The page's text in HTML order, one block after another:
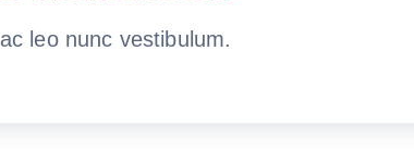
leo nunc vestibulum.